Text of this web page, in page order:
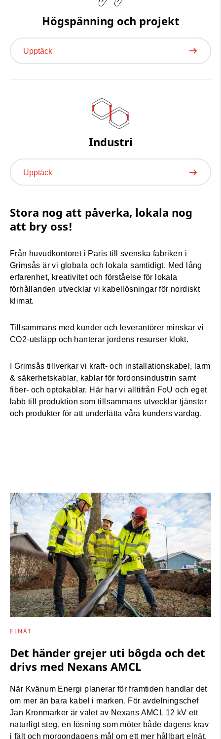
Högspänning och projekt
Upptäck
Industri
Upptäck
Stora nog att påverka, lokala nog
att bry oss!
Från huvudkontoret i Paris till svenska fabriken i
Grimsås är vi globala och lokala samtidigt. Med lång
erfarenhet, kreativitet och förståelse för lokala
förhållanden utvecklar vi kabellösningar för nordiskt
klimat.
Tillsammans med kunder och leverantörer minskar vi
CO2-utsläpp och hanterar jordens resurser klokt.
I Grimsås tillverkar vi kraft- och installationskabel, larm
& säkerhetskablar, kablar för fordonsindustrin samt
fiber- och optokablar. Här har vi alltifrån FoU och eget
labb till produktion som tillsammans utvecklar tjänster
och produkter för att underlätta våra kunders vardag.
ELNÄT
Det händer grejer uti bôgda och det
drivs med Nexans AMCL
När Kvänum Energi planerar för framtiden handlar det
om mer än bara kabel i marken. För avdelningschef
Jan Kronmarker är valet av Nexans AMCL 12 kV ett
naturligt steg, en lösning som möter både dagens krav
i fält och morgondagens mål om ett mer hållbart elnät.